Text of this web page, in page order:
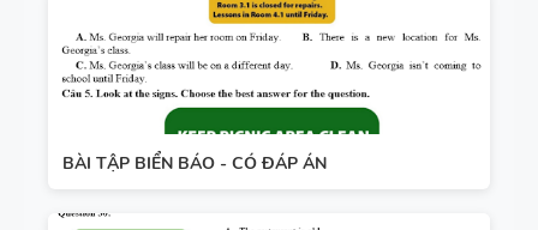
BÀI TẬP BIỂN BÁO - CÓ ĐÁP ÁN